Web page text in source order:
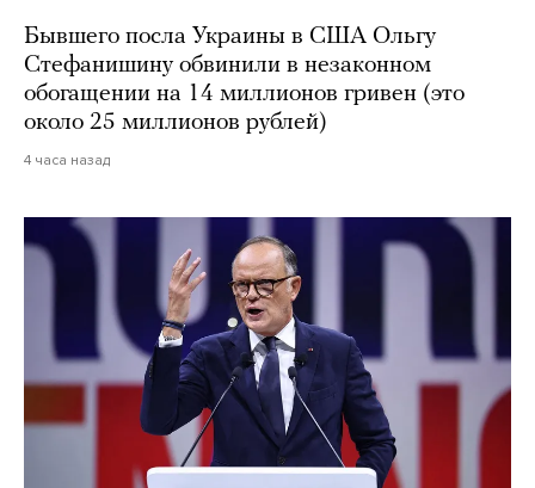
Бывшего посла Украины в США Ольгу
Стефанишину обвинили в незаконном
обогащении на 14 миллионов гривен (это
около 25 миллионов рублей)
4 часа назад